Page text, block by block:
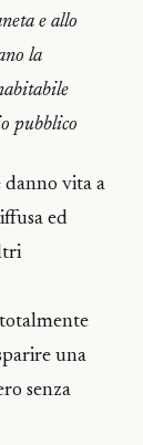
e allo
la
pubblico
danno vita a
ed
una
senza